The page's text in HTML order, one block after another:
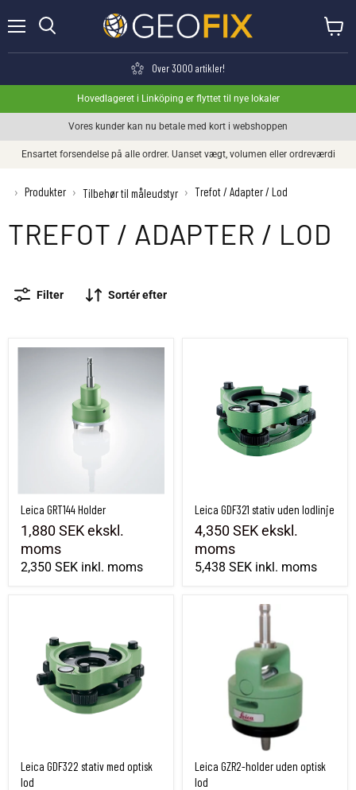
Over 3000 artikler!
Hovedlageret i Linköping er flyttet til nye lokaler
Vores kunder kan nu betale med kort i webshoppen
Ensartet forsendelse på alle ordrer. Uanset vægt, volumen eller ordreværdi
› Produkter › Tilbehør til måleudstyr › Trefot / Adapter / Lod
TREFOT / ADAPTER / LOD
Filter Sortér efter
Leica GRT144 Holder
1,880 SEKekskl.
moms
2,350 SEK inkl. moms
Leica GDF321 stativ uden lodlinje
4,350 SEKekskl.
moms
5,438 SEK inkl. moms
Leica GDF322 stativ med optisk
lod
Leica GZR2-holder uden optisk lod
Leica GZR2-holder uden optisk
lod